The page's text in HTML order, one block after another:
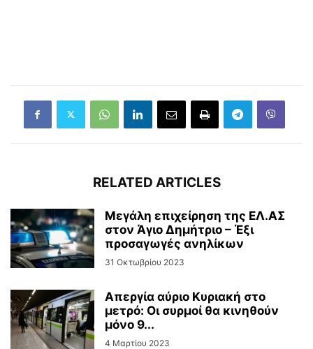
RELATED ARTICLES
Μεγάλη επιχείρηση της ΕΛ.ΑΣ
στον Άγιο Δημήτριο – Έξι
προσαγωγές ανηλίκων
31 Οκτωβρίου 2023
Απεργία αύριο Κυριακή στο
μετρό: Οι συρμοί θα κινηθούν
μόνο 9...
4 Μαρτίου 2023